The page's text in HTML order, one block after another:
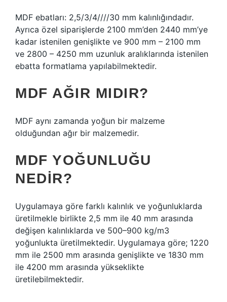
MDF ebatları: 2,5/3/4////30 mm kalınlığındadır.
Ayrıca özel siparişlerde 2100 mm’den 2440 mm’ye
kadar istenilen genişlikte ve 900 mm – 2100 mm
ve 2800 – 4250 mm uzunluk aralıklarında istenilen
ebatta formatlama yapılabilmektedir.
MDF AĞIR MIDIR?
MDF aynı zamanda yoğun bir malzeme
olduğundan ağır bir malzemedir.
MDF YOĞUNLUĞU
NEDIR?
Uygulamaya göre farklı kalınlık ve yoğunluklarda
üretilmekle birlikte 2,5 mm ile 40 mm arasında
değişen kalınlıklarda ve 500–900 kg/m3
yoğunlukta üretilmektedir. Uygulamaya göre; 1220
mm ile 2500 mm arasında genişlikte ve 1830 mm
ile 4200 mm arasında yükseklikte
üretilebilmektedir.